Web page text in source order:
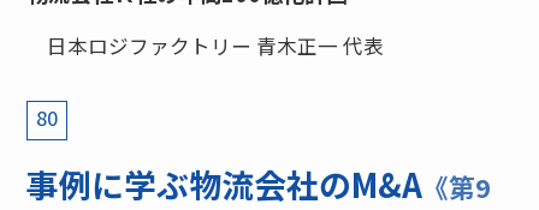
日本ロジファクトリー 青木正一 代表
80
事例に学ぶ物流会社のM&A 《第9